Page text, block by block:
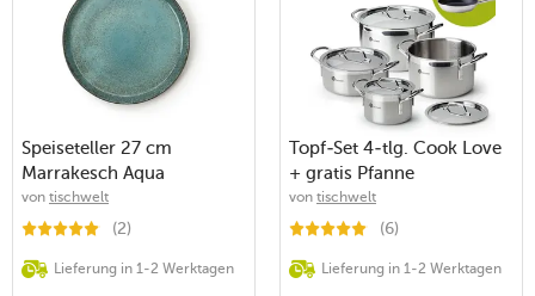
Speiseteller 27 cm
Marrakesch Aqua
von tischwelt
(2)
Lieferung in 1-2 Werktagen
Topf-Set 4-tlg. Cook Love
+ gratis Pfanne
von tischwelt
(6)
Lieferung in 1-2 Werktagen